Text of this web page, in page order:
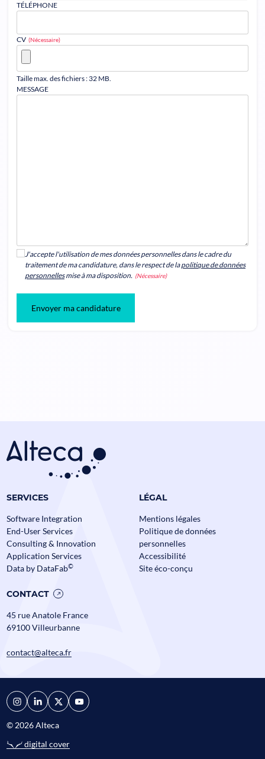
TÉLÉPHONE
CV (Nécessaire)
Taille max. des fichiers : 32 MB.
MESSAGE
J'accepte l'utilisation de mes données personnelles dans le cadre du
traitement de ma candidature, dans le respect de lapolitique de données
personnellesmise à ma disposition. (Nécessaire)
Envoyer ma candidature
SERVICES
Software Integration
End-User Services
Consulting & Innovation
Application Services
Data by DataFab©
LÉGAL
Mentions légales
Politique de données
personnelles
Accessibilité
Site éco-conçu
CONTACT
45 rue Anatole France
69100 Villeurbanne
contact@alteca.fr
© 2026 Alteca
digital cover